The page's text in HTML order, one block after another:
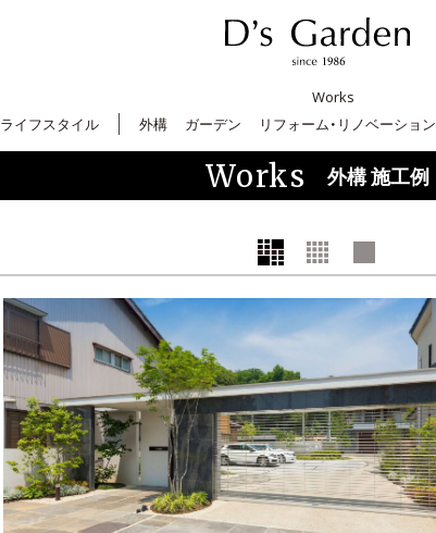
Works
ライフスタイル 外構 ガーデン リフォーム・リノベーション
Works 外構 施工例